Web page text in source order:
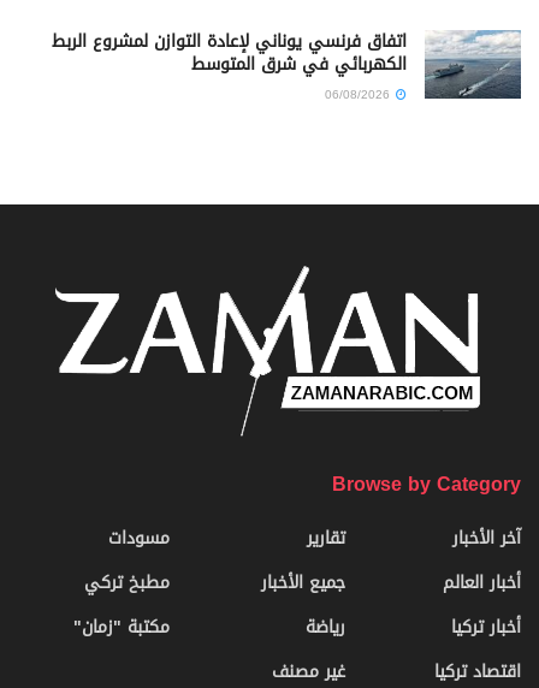
اتفاق فرنسي يوناني لإعادة التوازن لمشروع الربط
الكهربائي في شرق المتوسط
Browse by Category
آخر الأخبار
أخبار العالم
أخبار تركيا
اقتصاد تركيا
تقارير
جميع الأخبار
رياضة
غير مصنف
مسودات
مطبخ تركي
مكتبة "زمان"